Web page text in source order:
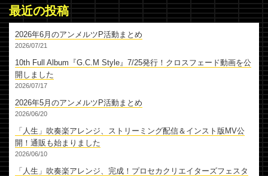
最近の投稿
2026年6月のアンメルツP活動まとめ
2026/07/21
10th Full Album『G.C.M Style』7/25発行！クロスフェード動画を公
開しました
2026/07/17
2026年5月のアンメルツP活動まとめ
2026/06/20
「人生」吹奏楽アレンジ、ストリーミング配信＆インスト版MV公
開！通販も始まりました
2026/06/10
「人生」吹奏楽アレンジ、完成！プロセカクリエイターズフェスタ